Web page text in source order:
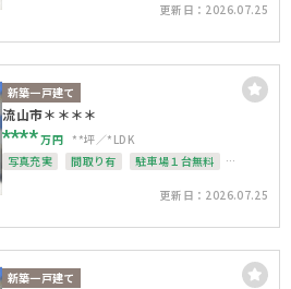
更新日：2026.07.25
新築一戸建て
流山市＊＊＊＊
****万円 **坪
*LDK
写真充実
間取り有
駐車場１台無料
更新日：2026.07.25
新築一戸建て